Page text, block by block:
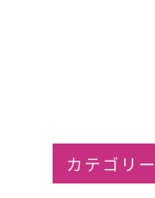
カテゴリー